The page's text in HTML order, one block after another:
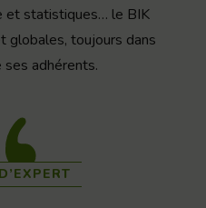
et statistiques… le BIK
globales, toujours dans
ses adhérents.